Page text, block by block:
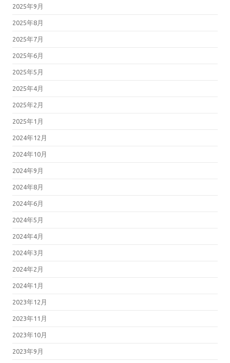
2025年9月
2025年8月
2025年7月
2025年6月
2025年5月
2025年4月
2025年2月
2025年1月
2024年12月
2024年10月
2024年9月
2024年8月
2024年6月
2024年5月
2024年4月
2024年3月
2024年2月
2024年1月
2023年12月
2023年11月
2023年10月
2023年9月